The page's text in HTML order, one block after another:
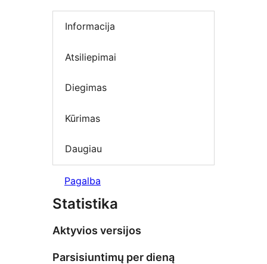
Informacija
Atsiliepimai
Diegimas
Kūrimas
Daugiau
Pagalba
Statistika
Aktyvios versijos
Parsisiuntimų per dieną